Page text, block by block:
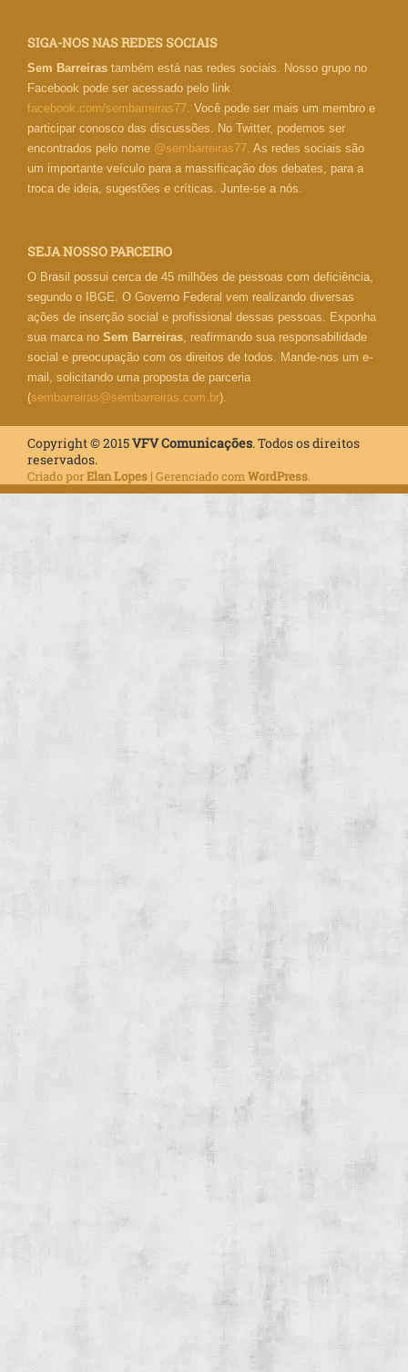
SIGA-NOS NAS REDES SOCIAIS
Sem Barreiras também está nas redes sociais. Nosso grupo no
Facebook pode ser acessado pelo link
facebook.com/sembarreiras77 . Você pode ser mais um membro e
participar conosco das discussões. No Twitter, podemos ser
encontrados pelo nome @sembarreiras77 . As redes sociais são
um importante veículo para a massificação dos debates, para a
troca de ideia, sugestões e críticas. Junte-se a nós.
SEJA NOSSO PARCEIRO
O Brasil possui cerca de 45 milhões de pessoas com deficiência,
segundo o IBGE. O Governo Federal vem realizando diversas
ações de inserção social e profissional dessas pessoas. Exponha
sua marca no Sem Barreiras , reafirmando sua responsabilidade
social e preocupação com os direitos de todos. Mande-nos um e-
mail, solicitando uma proposta de parceria
(sembarreiras@sembarreiras.com.br).
Copyright © 2015VFV Comunicações. Todos os direitos
reservados.
Criado porElan Lopes | Gerenciado comWordPress.